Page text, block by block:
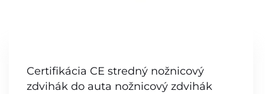
Certifikácia CE stredný nožnicový
zdvihák do auta nožnicový zdvihák